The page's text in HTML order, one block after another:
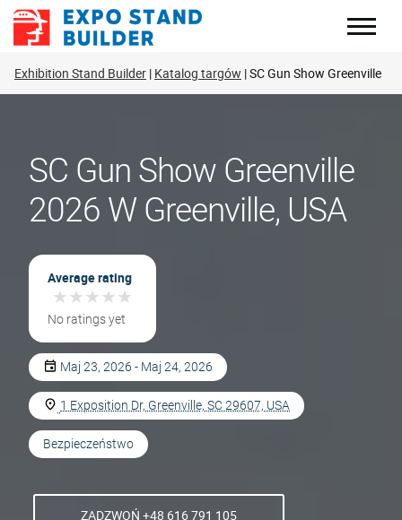
Skip
Exhibition Stand Builder Katalog targów SC Gun Show Greenville
SC Gun Show Greenville
2026 W Greenville, USA
Average rating
★★★★★
★★★★★
No ratings yet
Maj 23, 2026 - Maj 24, 2026
1 Exposition Dr, Greenville, SC 29607, USA
Bezpieczeństwo
ZADZWOŃ +48 616 791 105